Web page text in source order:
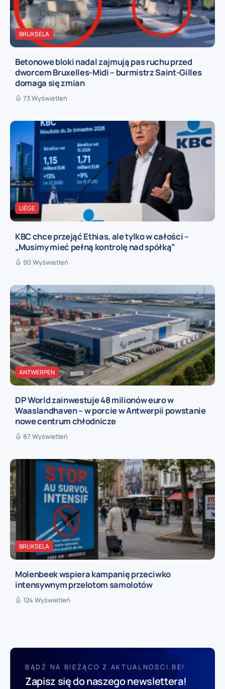
BRUKSELA
Betonowe bloki nadal zajmują pas ruchu przed
dworcem Bruxelles-Midi – burmistrz Saint-Gilles
domaga się zmian
73 Wyświetleń
LIÈGE
KBC chce przejąć Ethias, ale tylko w całości –
„Musimy mieć pełną kontrolę nad spółką”
90 Wyświetleń
ANTWERPEN
DP World zainwestuje 48 milionów euro w
Waaslandhaven – w porcie w Antwerpii powstanie
nowe centrum chłodnicze
87 Wyświetleń
BRUKSELA
Molenbeek wspiera kampanię przeciwko
intensywnym przelotom samolotów
124 Wyświetleń
BĄDŹ NA BIEŻĄCO Z AKTUALNOSCI.BE!
Zapisz się do naszego newslettera!